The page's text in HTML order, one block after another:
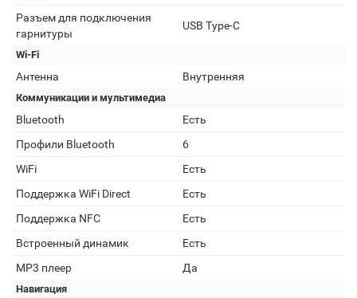
Разъем для подключения
гарнитуры
USB Type-C
Wi-Fi
Антенна Внутренняя
Коммуникации и мультимедиа
Bluetooth
Есть
Профили Bluetooth
6
WiFi
Есть
Поддержка WiFi Direct
Есть
Поддержка NFC
Есть
Встроенный динамик
Есть
MP3 плеер
Да
Навигация